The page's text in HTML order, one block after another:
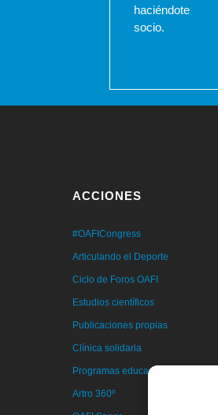
haciéndote
socio.
ACCIONES
#OAFICongress
Articulando el Deporte
Ciclo de Foros OAFI
Estudios científicos
Publicaciones propias
Clínica solidaria
Programas educacionales
Artro 360º